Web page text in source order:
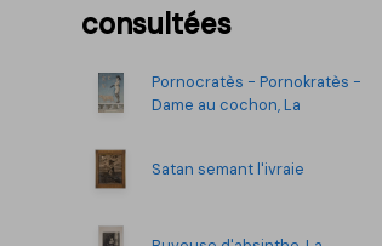
consultées
Pornocratès - Pornokratès -
Dame au cochon, La
Satan semant l'ivraie